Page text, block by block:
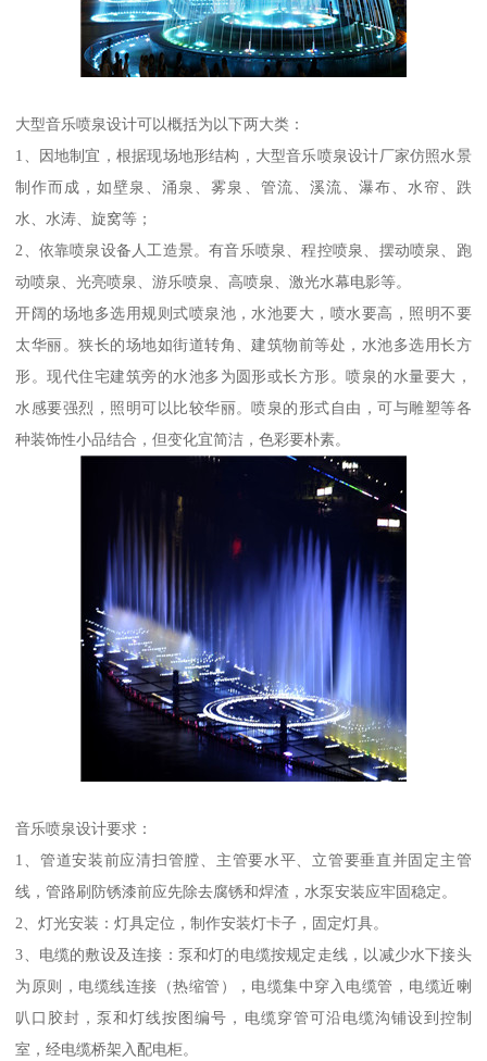
大型音乐喷泉设计可以概括为以下两大类：
1、因地制宜，根据现场地形结构，大型音乐喷泉设计厂家仿照水景
制作而成，如壁泉、涌泉、雾泉、管流、溪流、瀑布、水帘、跌
水、水涛、旋窝等；
2、依靠喷泉设备人工造景。有音乐喷泉、程控喷泉、摆动喷泉、跑
动喷泉、光亮喷泉、游乐喷泉、高喷泉、激光水幕电影等。
开阔的场地多选用规则式喷泉池，水池要大，喷水要高，照明不要
太华丽。狭长的场地如街道转角、建筑物前等处，水池多选用长方
形。现代住宅建筑旁的水池多为圆形或长方形。喷泉的水量要大，
水感要强烈，照明可以比较华丽。喷泉的形式自由，可与雕塑等各
种装饰性小品结合，但变化宜简洁，色彩要朴素。
音乐喷泉设计要求：
1、管道安装前应清扫管膛、主管要水平、立管要垂直并固定主管
线，管路刷防锈漆前应先除去腐锈和焊渣，水泵安装应牢固稳定。
2、灯光安装：灯具定位，制作安装灯卡子，固定灯具。
3、电缆的敷设及连接：泵和灯的电缆按规定走线，以减少水下接头
为原则，电缆线连接（热缩管），电缆集中穿入电缆管，电缆近喇
叭口胶封，泵和灯线按图编号，电缆穿管可沿电缆沟铺设到控制
室，经电缆桥架入配电柜。